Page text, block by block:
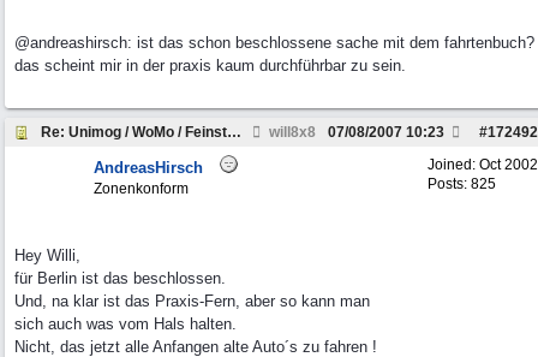
@andreashirsch: ist das schon beschlossene sache mit dem fahrtenbuch?
das scheint mir in der praxis kaum durchführbar zu sein.
Re: Unimog / WoMo / Feinstaub?! will8x8 #172492
07/08/2007 10:23
Joined: Oct 2002
Posts: 825
AndreasHirsch
Zonenkonform
Hey Willi,
für Berlin ist das beschlossen.
Und, na klar ist das Praxis-Fern, aber so kann man
sich auch was vom Hals halten.
Nicht, das jetzt alle Anfangen alte Auto´s zu fahren !